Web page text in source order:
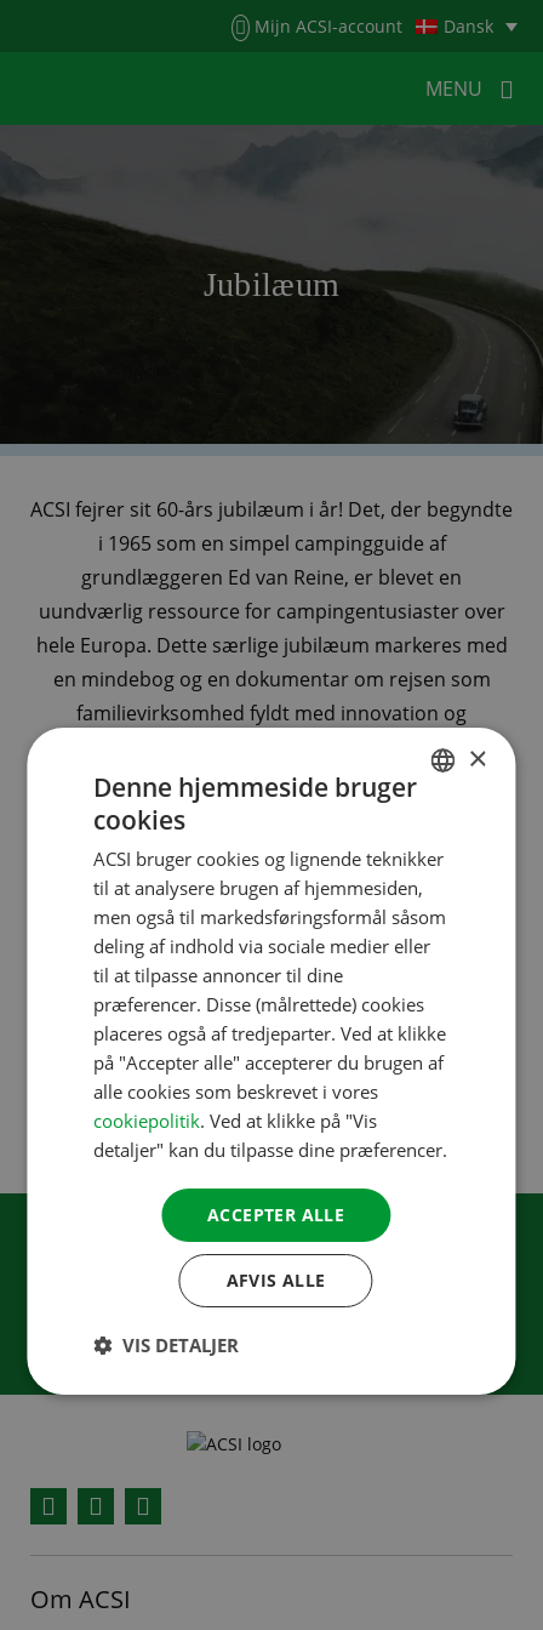
Mijn ACSI-account Dansk
MENU
FOR CAMPISTER
NYHEDER
Jubilæum
ACSI fejrer sit 60-års jubilæum i år! Det, der begyndte
i 1965 som en simpel campingguide af
grundlæggeren Ed van Reine, er blevet en
uundværlig ressource for campingentusiaster over
hele Europa. Dette særlige jubilæum markeres med
en mindebog og en dokumentar om rejsen som
familievirksomhed fyldt med innovation og
udfordringer. I dag stoler millioner af campister på
ACSI for de bedste campingpladser, praktiske apps
og det velkendte rabatkort. Fejr denne milepæl med
os og opdag historien bag campingeksperten!
Bog: Hele historien
60 år med ACSI
Film: På vej mod horisonten
Historien om 60 år med ACSI
Vil du gerne modtage campingtips? Tilmeld dig
vores Eurocampings nyhedsbrev!
Om ACSI
ENGLISH
GERMAN
DANISH
SPANISH
×
Denne hjemmeside bruger
cookies
ACSI bruger cookies og lignende teknikker
til at analysere brugen af hjemmesiden,
men også til markedsføringsformål såsom
deling af indhold via sociale medier eller
til at tilpasse annoncer til dine
præferencer. Disse (målrettede) cookies
placeres også af tredjeparter. Ved at klikke
på "Accepter alle" accepterer du brugen af
alle cookies som beskrevet i vores
cookiepolitik. Ved at klikke på "Vis
detaljer" kan du tilpasse dine præferencer.
ACCEPTER ALLE
AFVIS ALLE
VIS DETALJER